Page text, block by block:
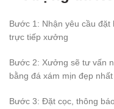
Bước 1: Nhận yêu cầu đặt
trực tiếp xưởng
Bước 2: Xưởng sẽ tư vấn
bằng đá xám mịn đẹp nhất
Bước 3: Đặt cọc, thông